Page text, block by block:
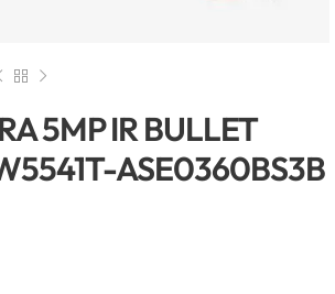
5MP IR BULLET
ASE0360BS3B